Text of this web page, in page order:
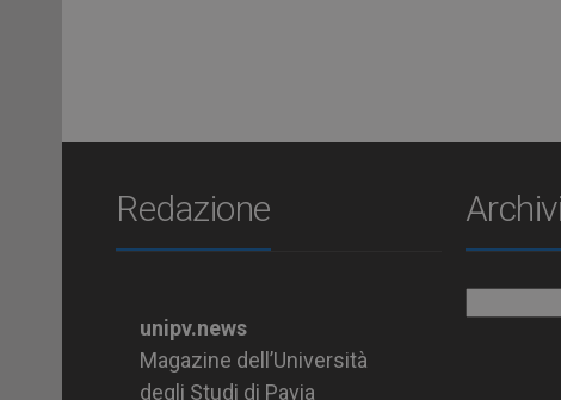
Redazione
unipv.news
Magazine dell’Università
degli Studi di Pavia